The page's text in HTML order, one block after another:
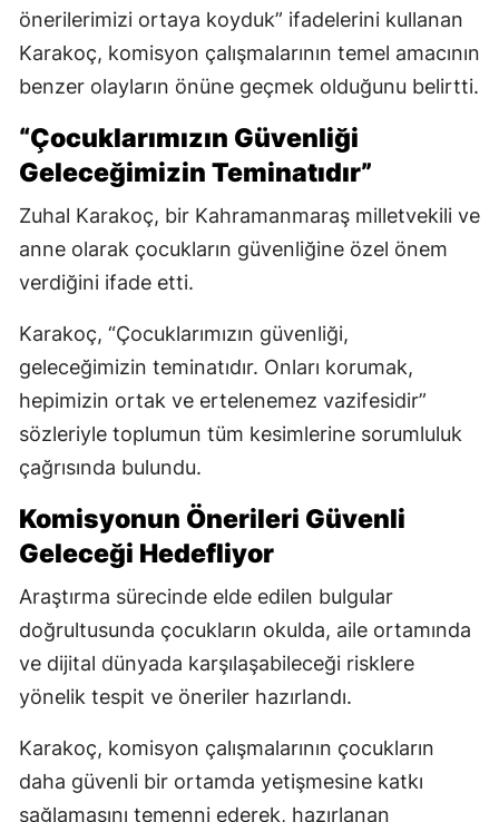
önerilerimizi ortaya koyduk” ifadelerini kullanan
Karakoç, komisyon çalışmalarının temel amacının
benzer olayların önüne geçmek olduğunu belirtti.
“Çocuklarımızın Güvenliği
Geleceğimizin Teminatıdır”
Zuhal Karakoç, bir Kahramanmaraş milletvekili ve
anne olarak çocukların güvenliğine özel önem
verdiğini ifade etti.
Karakoç, “Çocuklarımızın güvenliği,
geleceğimizin teminatıdır. Onları korumak,
hepimizin ortak ve ertelenemez vazifesidir”
sözleriyle toplumun tüm kesimlerine sorumluluk
çağrısında bulundu.
Komisyonun Önerileri Güvenli
Geleceği Hedefliyor
Araştırma sürecinde elde edilen bulgular
doğrultusunda çocukların okulda, aile ortamında
ve dijital dünyada karşılaşabileceği risklere
yönelik tespit ve öneriler hazırlandı.
Karakoç, komisyon çalışmalarının çocukların
daha güvenli bir ortamda yetişmesine katkı
sağlamasını temenni ederek, hazırlanan